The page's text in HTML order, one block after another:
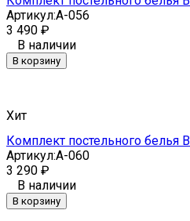
Артикул:A-056
3 490 ₽
В наличии
В корзину
Хит
Комплект постельного белья
Артикул:A-060
3 290 ₽
В наличии
В корзину